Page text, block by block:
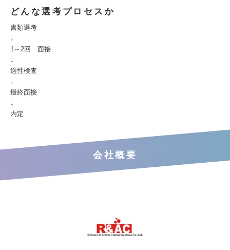
どんな選考プロセスか
書類選考
↓
1～2回 面接
↓
適性検査
↓
最終面接
↓
内定
会社概要